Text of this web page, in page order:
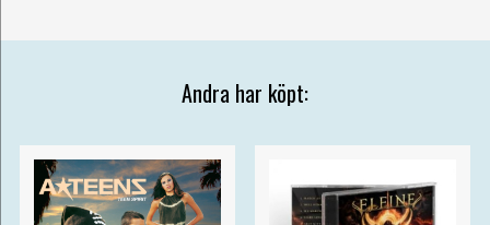
Andra har köpt: